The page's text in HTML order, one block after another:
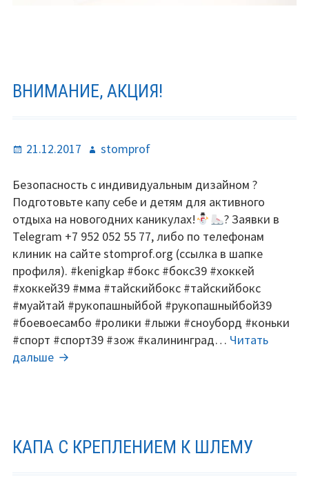
ВНИМАНИЕ, АКЦИЯ!
Опубликовано
21.12.2017 Автор
stomprof
Безопасность с индивидуальным дизайном ?
Подготовьте капу себе и детям для активного
отдыха на новогодних каникулах!
? Заявки в
Telegram +7 952 052 55 77, либо по телефонам
клиник на сайте stomprof.org (ссылка в шапке
профиля). #kenigkap #бокс #бокс39 #хоккей
#хоккей39 #мма #тайскийбокс #тайскийбокс
#муайтай #рукопашныйбой #рукопашныйбой39
#боевоесамбо #ролики #лыжи #сноуборд #коньки
#спорт #спорт39 #зож #калининград… Читать
дальше Внимание,
КАПА С КРЕПЛЕНИЕМ К ШЛЕМУ